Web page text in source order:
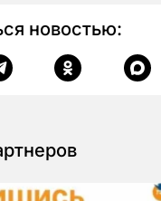
новостью: